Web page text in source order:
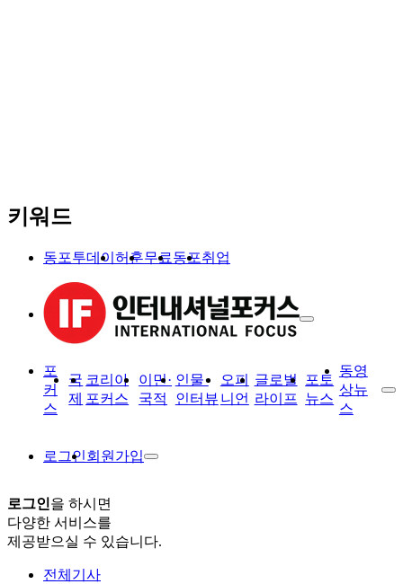
키워드
동포투데이 허훈무료동포취업
포
커
스
국
제
코리아
포커스
이민·
국적
인물·
인터뷰
오피
니언
글로벌
라이프
포토
뉴스
동영
상뉴
스
로그인회원가입
로그인을 하시면
다양한 서비스를
제공받으실 수 있습니다.
전체기사